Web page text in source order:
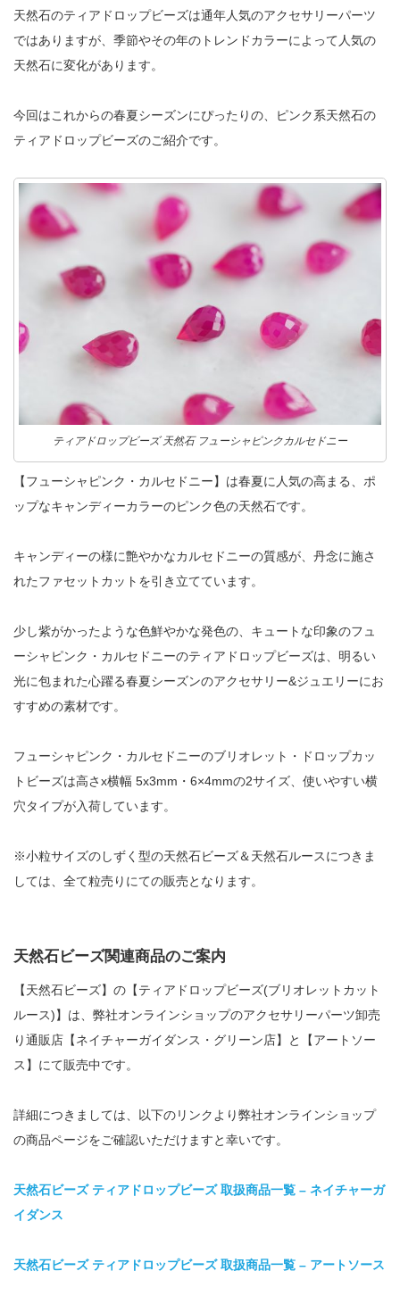
天然石のティアドロップビーズは通年人気のアクセサリーパーツ
ではありますが、季節やその年のトレンドカラーによって人気の
天然石に変化があります。
今回はこれからの春夏シーズンにぴったりの、ピンク系天然石の
ティアドロップビーズのご紹介です。
ティアドロップビーズ 天然石 フューシャピンクカルセドニー
【フューシャピンク・カルセドニー】は春夏に人気の高まる、ポ
ップなキャンディーカラーのピンク色の天然石です。
キャンディーの様に艶やかなカルセドニーの質感が、丹念に施さ
れたファセットカットを引き立てています。
少し紫がかったような色鮮やかな発色の、キュートな印象のフュ
ーシャピンク・カルセドニーのティアドロップビーズは、明るい
光に包まれた心躍る春夏シーズンのアクセサリー&ジュエリーにお
すすめの素材です。
フューシャピンク・カルセドニーのブリオレット・ドロップカッ
トビーズは高さx横幅 5x3mm・6×4mmの2サイズ、使いやすい横
穴タイプが入荷しています。
※小粒サイズのしずく型の天然石ビーズ＆天然石ルースにつきま
しては、全て粒売りにての販売となります。
天然石ビーズ関連商品のご案内
【天然石ビーズ】の【ティアドロップビーズ(ブリオレットカット
ルース)】は、弊社オンラインショップのアクセサリーパーツ卸売
り通販店【ネイチャーガイダンス・グリーン店】と【アートソー
ス】にて販売中です。
詳細につきましては、以下のリンクより弊社オンラインショップ
の商品ページをご確認いただけますと幸いです。
天然石ビーズ ティアドロップビーズ 取扱商品一覧 – ネイチャーガ
イダンス
天然石ビーズ ティアドロップビーズ 取扱商品一覧 – アートソース